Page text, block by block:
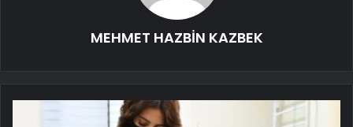
MEHMET HAZBİN KAZBEK